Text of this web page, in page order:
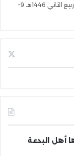
الأربعاء 6 ربيع الثاني 1446هـ 9-
أهل البدعة